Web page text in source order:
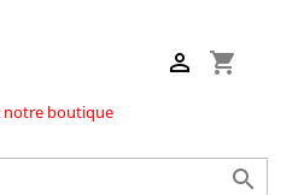
shopping_cart

notre boutique
